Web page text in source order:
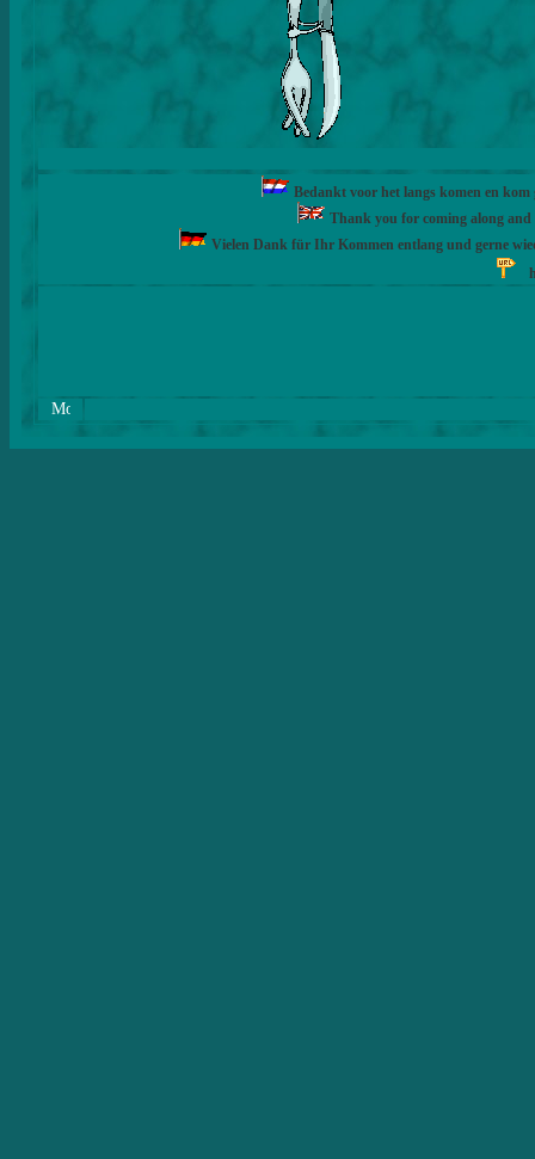
Bedankt voor het langs komen en
Thank you for coming along and
Vielen Dank für Ihr Kommen entlang und gerne